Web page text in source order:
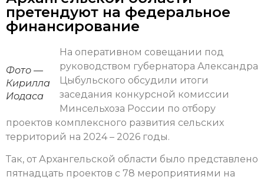
претендуют на федеральное
финансирование
Фото —
Кирилла
Иодаса
На оперативном совещании под
руководством губернатора Александра
Цыбульского обсудили итоги
заседания конкурсной комиссии
Минсельхоза России по отбору
проектов комплексного развития сельских
территорий на 2024 – 2026 годы.
Так, от Архангельской области было представлено
пятнадцать проектов с 78 мероприятиями на